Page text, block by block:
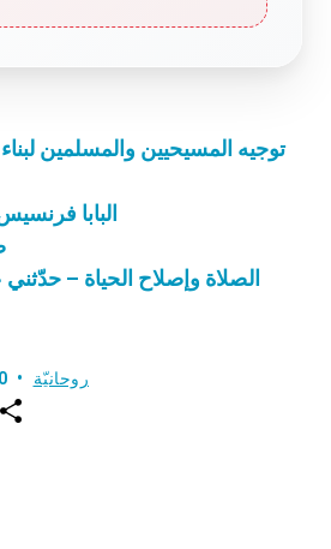
توجيه المسيحيين والمسلمين
البابا
الصلاة وإصلاح الحياة – حدّثني
روحانيّة
w